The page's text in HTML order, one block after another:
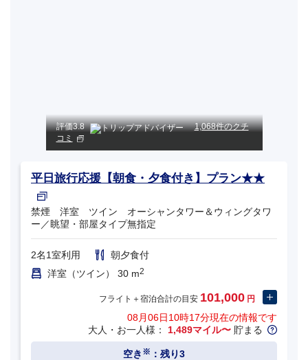
評価3.8
1,068件のクチ
コミ
平日旅行応援【朝食・夕食付き】プラン★★
禁煙 洋室 ツイン オーシャンタワー＆ウィングタワ
ー／眺望・部屋タイプ無指定
2名1室利用
朝夕食付
洋室（ツイン） 30 m2
フライト＋宿泊合計の目安 101,000 円
08月06日10時17分現在の情報です
大人・お一人様： 1,489マイル〜 貯まる
空き ※ ：残り3